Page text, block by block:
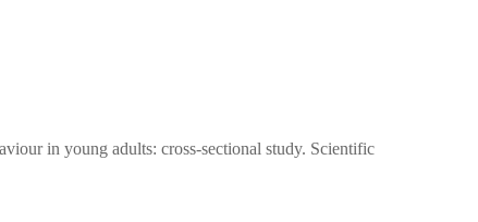
in young adults: cross-sectional study. Scientific